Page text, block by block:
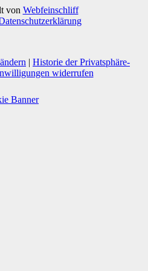
von Webfeinschliff
| Historie der Privatsphäre-
widerrufen
Banner